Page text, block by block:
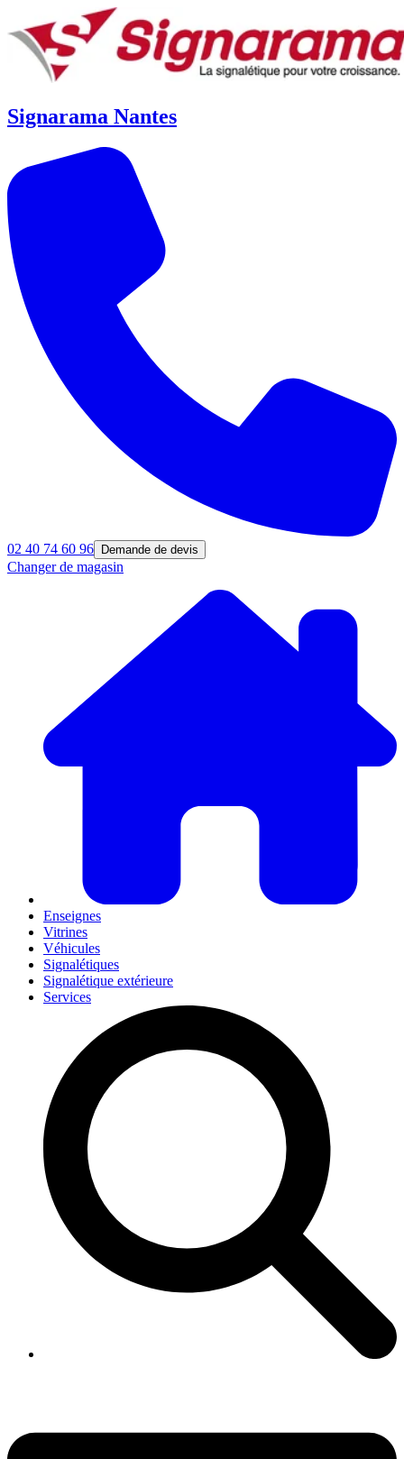
Signarama Nantes
02 40 74 60 96 Demande de devis
Changer de magasin
Enseignes
Vitrines
Véhicules
Signalétiques
Signalétique extérieure
Services